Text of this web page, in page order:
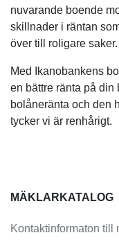
nuvarande boende
skillnader i räntan
över till roligare saker.
Med Ikanobankens
en bättre ränta på din
bolåneränta och den
tycker vi är renhårigt.
MÄKLARKATALOG
Kontaktinformaton till